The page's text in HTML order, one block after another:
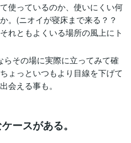
使っているのか、使いにくい何
。(ニオイが寝床まで来る？？
れともよくいる場所の風上にト
その場に実際に立ってみて確
ょっといつもより目線を下げて
会える事も。
ースがある。